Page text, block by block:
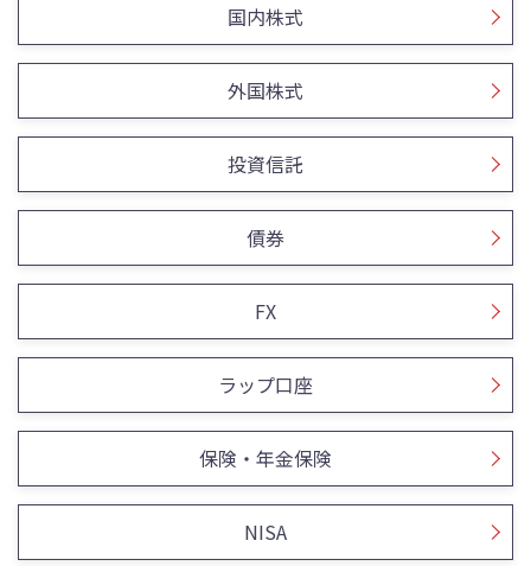
国内株式
外国株式
投資信託
債券
FX
ラップ口座
保険・年金保険
NISA